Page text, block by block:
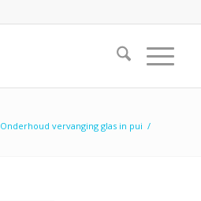
Onderhoud vervanging glas in pui /